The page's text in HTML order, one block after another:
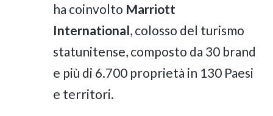
ha coinvolto Marriott
International, colosso del turismo
statunitense, composto da 30 brand
e più di 6.700 proprietà in 130 Paesi
e territori.